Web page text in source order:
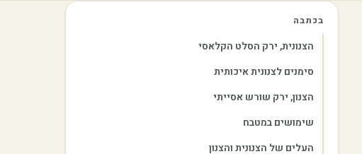
בכתבה
הצנונית, ירק הסלט הקלאסי
סימנים לצנונית איכותית
הצנון, ירק שורש אסייתי
שימושים במטבח
העלים של הצנונית והצנון